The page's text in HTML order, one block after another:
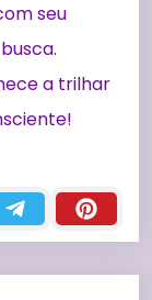
seu
a trilhar